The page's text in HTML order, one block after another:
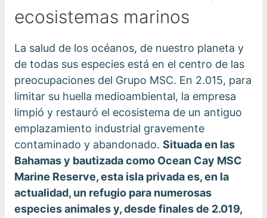
ecosistemas marinos
La salud de los océanos, de nuestro planeta y
de todas sus especies está en el centro de las
preocupaciones del Grupo MSC. En 2.015, para
limitar su huella medioambiental, la empresa
limpió y restauró el ecosistema de un antiguo
emplazamiento industrial gravemente
contaminado y abandonado. Situada en las
Bahamas y bautizada como Ocean Cay MSC
Marine Reserve, esta isla privada es, en la
actualidad, un refugio para numerosas
especies animales y, desde finales de 2.019,